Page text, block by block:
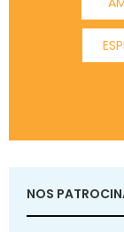
NOS